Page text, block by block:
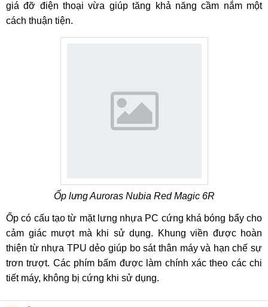
giá đỡ điện thoại vừa giúp tăng khả năng cầm nắm một
cách thuận tiện.
Ốp lưng Auroras Nubia Red Magic 6R
Ốp có cấu tạo từ mặt lưng nhựa PC cứng khá bóng bẩy cho
cảm giác mượt mà khi sử dụng. Khung viền được hoàn
thiện từ nhựa TPU dẻo giúp bo sát thân máy và hạn chế sự
trơn trượt. Các phím bấm được làm chính xác theo các chi
tiết máy, không bị cứng khi sử dụng.